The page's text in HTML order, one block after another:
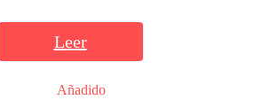
Leer
Añadido